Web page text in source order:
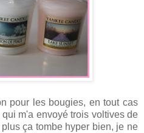
pour les bougies, en tout cas
m'a envoyé trois voltives de
plus ça tombe hyper bien, je ne